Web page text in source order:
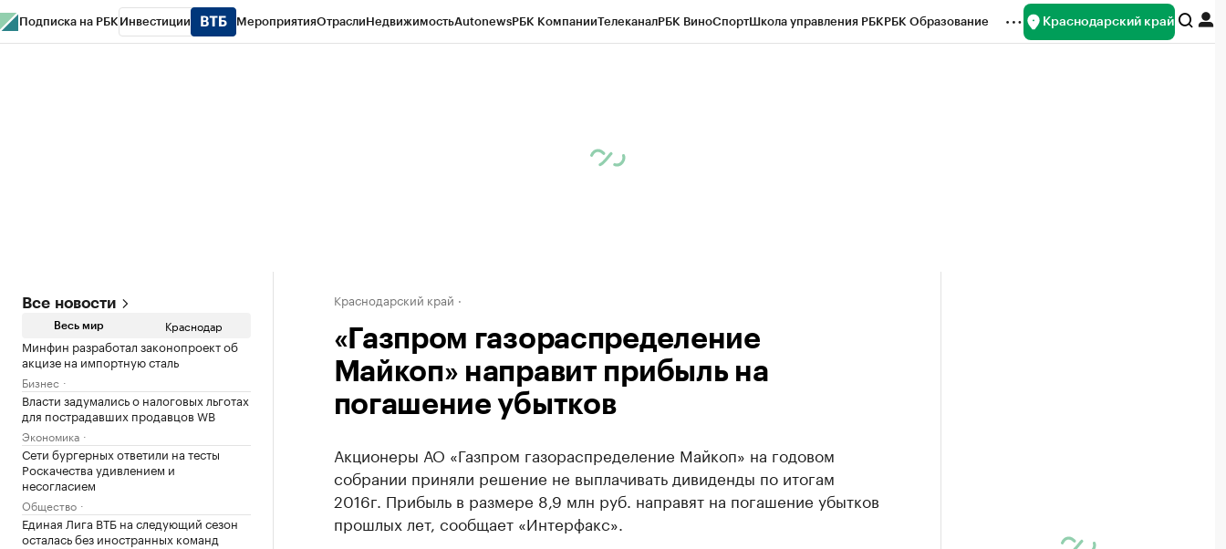
Подписка на РБК Инвестиции МероприятияОтраслиНедвижимостьAutonewsРБК КомпанииТелеканалРБК ВиноСпортШкола управления РБКРБК Образование Краснодарский край
Все новости
Весь мир Краснодар
Минфин разработал законопроект об
акцизе на импортную сталь
Бизнес
Власти задумались о налоговых льготах
для пострадавших продавцов WB
Экономика
Сети бургерных ответили на тесты
Роскачества удивлением и
несогласием
Общество
Единая Лига ВТБ на следующий сезон
осталась без иностранных команд
Краснодарский край
«Газпром газораспределение
Майкоп» направит прибыль на
погашение убытков
Акционеры АО «Газпром газораспределение Майкоп» на годовом
собрании приняли решение не выплачивать дивиденды по итогам
2016г. Прибыль в размере 8,9 млн руб. направят на погашение убытков
прошлых лет, сообщает «Интерфакс».